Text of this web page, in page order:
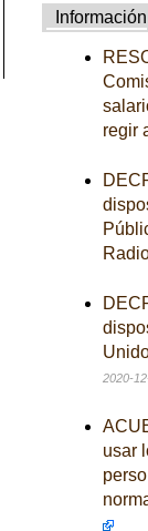
Información
regir
2020-
usar